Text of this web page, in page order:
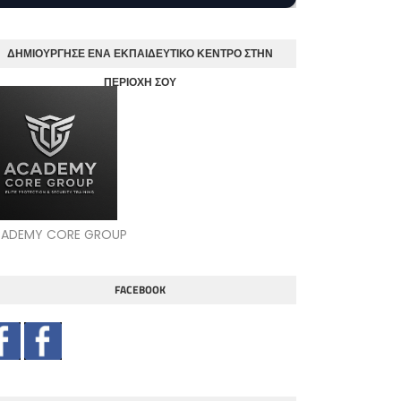
ΔΗΜΙΟΥΡΓΗΣΕ ΕΝΑ ΕΚΠΑΙΔΕΥΤΙΚΟ ΚΕΝΤΡΟ ΣΤΗΝ
ΠΕΡΙΟΧΗ ΣΟΥ
CORE GROUP
FACEBOOK